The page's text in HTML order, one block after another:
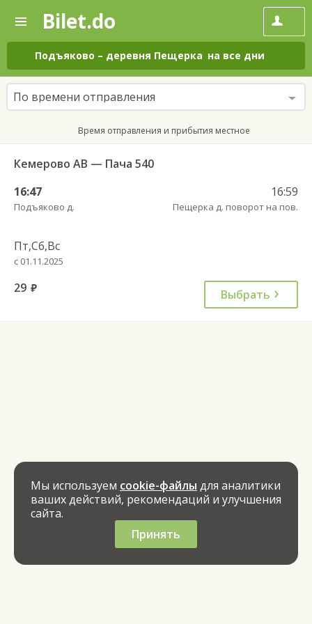
—
Поиск
и
покупка
билетов
на
автобус
онлайн
Bilet.do
Подъяково – деревня Пещерка на все дни
По времени отправления
Время отправления и прибытия местное
Кемерово АВ — Пача 540
16:47
Подъяково д.
16:59
Пещерка д. поворот на пов.
Пт,Сб,Вс
с 01.11.2025
29 руб. Выбрать
Мы используем cookie-файлы для аналитики
ваших действий, рекомендаций и улучшения
сайта.
Принять